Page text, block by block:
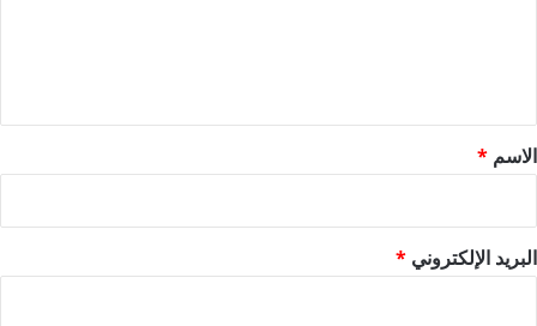
*
الاسم *
البريد الإلكتروني *